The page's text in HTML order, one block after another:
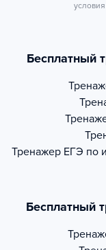
условия
Бесплатный
Тренажер ЕГЭ по
Бесплатный